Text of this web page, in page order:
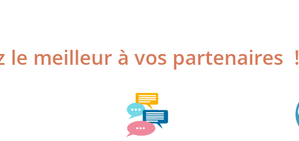
le meilleur à vos partenaires !